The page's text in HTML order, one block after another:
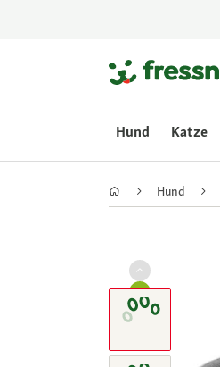
Hund Katze
Hund